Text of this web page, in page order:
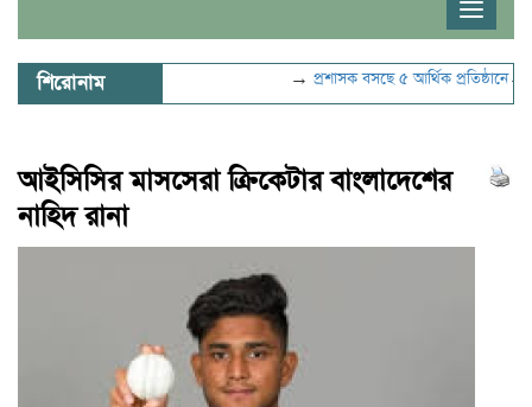
Toggle
শিরোনাম →প্রশাসক বসছে ৫ আর্থিক প্রতিষ্ঠানে→
আইসিসির মাসসেরা ক্রিকেটার বাংলাদেশের
নাহিদ রানা